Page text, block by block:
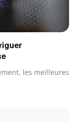
les meilleures